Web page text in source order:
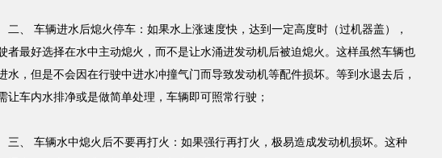
、 车辆进水后熄火停车：如果水上涨速度快，达到一定高度时（过机器盖），
者最好选择在水中主动熄火，而不是让水涌进发动机后被迫熄火。这样虽然车辆也
水，但是不会因在行驶中进水冲撞气门而导致发动机等配件损坏。等到水退去后，
让车内水排净或是做简单处理，车辆即可照常行驶；
、 车辆水中熄火后不要再打火：如果强行再打火，极易造成发动机损坏。这种